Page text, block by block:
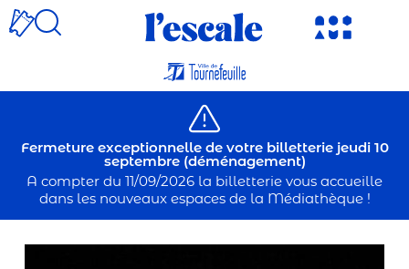
Fermeture exceptionnelle de votre billetterie jeudi 10
septembre (déménagement)
A compter du 11/09/2026 la billetterie vous accueille
dans les nouveaux espaces de la Médiathèque !